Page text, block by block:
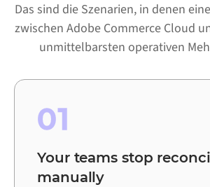
Das sind die Szenarien, in denen
zwischen Adobe Commerce Cloud
unmittelbarsten operativen
01
Your teams stop
manually